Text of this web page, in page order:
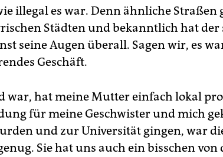
illegal es war. Denn ähnliche Straßen
Städten und bekanntlich hat der
seine Augen überall. Sagen wir, es
Geschäft.
war, hat meine Mutter einfach lokal
für meine Geschwister und mich
und zur Universität gingen, war
Sie hat uns auch ein bisschen